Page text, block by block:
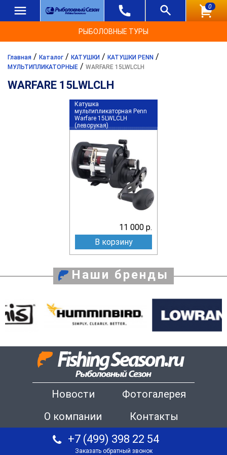
0
РЫБОЛОВНЫЕ ТУРЫ
Главная / Каталог / КАТУШКИ / КАТУШКИ PENN /
МУЛЬТИПЛИКАТОРНЫЕ / WARFARE 15LWLCLH
WARFARE 15LWLCLH
Катушка
мультипликаторная Penn
Warfare 15LWLCLH
(леворукая)
11 000 р.
В корзину
Наши бренды
Новости
Фотогалерея
О компании
Контакты
+7 (499) 398 22 54
Заказать обратный звонок